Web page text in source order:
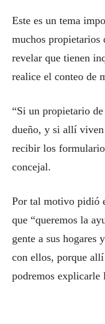
Este es un tema
muchos propietarios
revelar que tienen
realice el conteo de
“Si un propietario
dueño, y si allí
recibir los
concejal.
Por tal motivo pidió
que “queremos la
gente a sus hogares
con ellos, porque
podremos explicarle